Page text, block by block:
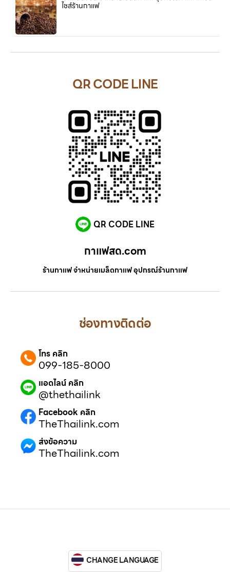
ไชส์ร้านกาแฟ
QR CODE LINE
QR CODE LINE
กาแฟสด.com
ร้านกาแฟ จำหน่ายเมล็ดกาแฟ อุปกรณ์ร้านกาแฟ
ช่องทางติดต่อ
โทร คลิก
099-185-8000
แอดไลน์ คลิก
@thethailink
Facebook คลิก
TheThailink.com
ส่งข้อความ
TheThailink.com
CHANGE LANGUAGE